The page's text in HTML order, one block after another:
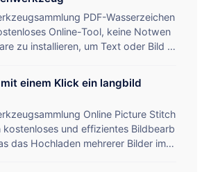
PDF-Wasserzeichen
Online-Tool, keine Notwen
zu installieren, um Text oder Bild W
Vorschau des Effekts, um das Do
in drei Schritten zu vervollständigen,
Unternehmensdokumente, akademis
andere Szenarien, Cloud-Verarbeitu
einem Klick ein langbild
Online Picture Stitch
kostenloses und effizientes Bildbearb
das Hochladen mehrerer Bilder im S